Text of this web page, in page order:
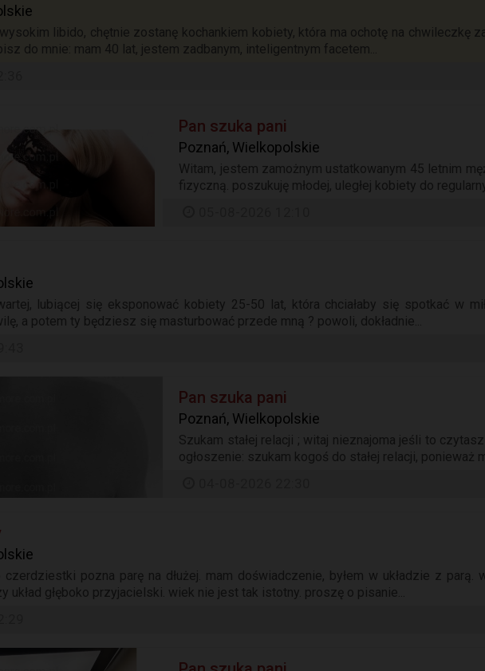
libido, chętnie zostanę kochankiem kobiety, która ma ochotę na chwileczkę
do mnie: mam 40 lat, jestem zadbanym, inteligentnym facetem...
Pan szuka pani
Poznań, Wielkopolskie
Witam, jestem zamożnym ustatkowanym 45 letnim
fizyczną. poszukuję młodej, uległej kobiety do
lubiącej się eksponować kobiety 25-50 lat, która chciałaby się spotkać w
a potem ty będziesz się masturbować przede mną ? powoli, dokładnie...
Pan szuka pani
Poznań, Wielkopolskie
Szukam stałej relacji ; witaj nieznajoma jeśli to
ogłoszenie: szukam kogoś do stałej relacji, ponieważ
czerdziestki pozna parę na dłużej. mam doświadczenie, byłem w układzie z
układ głęboko przyjacielski. wiek nie jest tak istotny. proszę o pisanie...